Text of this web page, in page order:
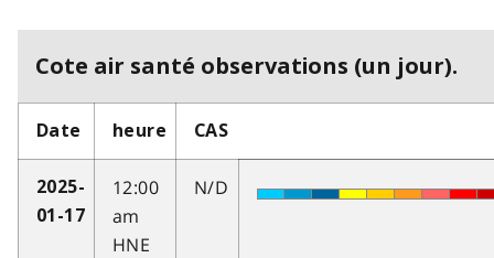
Cote air santé observations (un jour).
Date heure CAS
2025-
01-17
12:00
am
HNE
N/D